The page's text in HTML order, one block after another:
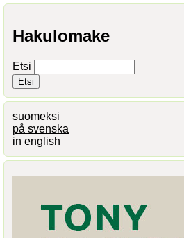
Hakulomake
Etsi
suomeksi
på svenska
in english